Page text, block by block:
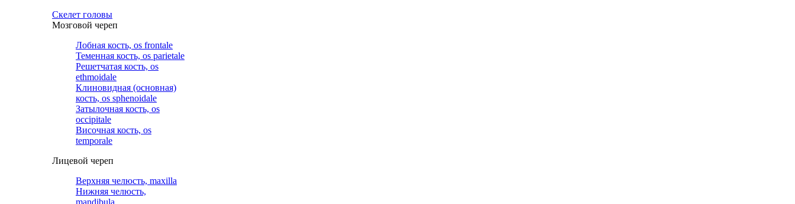
Cкелет головы
Мозговой череп
Лобная кость, os frontale
Теменная кость, os parietale
Решетчатая кость, os
ethmoidale
Клиновидная (основная)
кость, os sphenoidale
Затылочная кость, os
occipitale
Височная кость, os
temporale
Лицевой череп
Верхняя челюсть, maxilla
Нижняя челюсть,
mandibula